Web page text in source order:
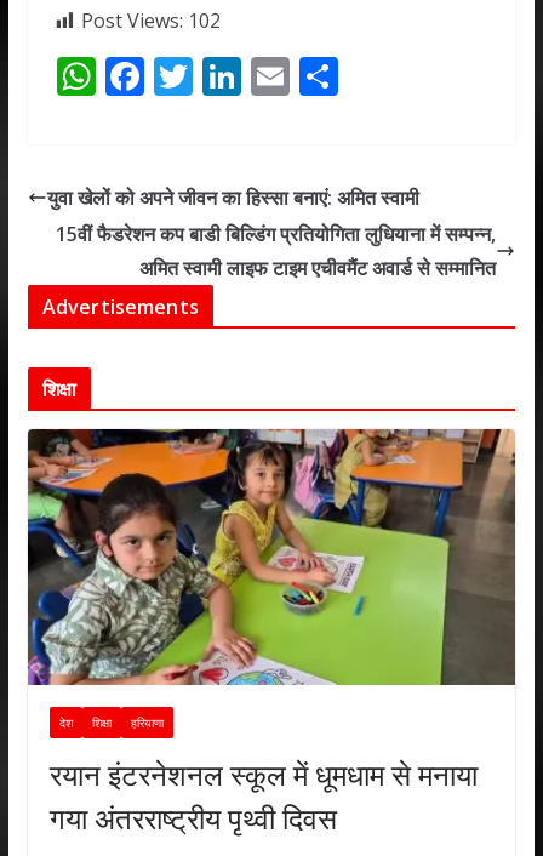
Post Views: 102
W
s
A
p
F
b
o
o
k
T
er
Li
e
dI
n
E
l
S
e
युवा खेलों को अपने जीवन का हिस्सा बनाएं: अमित स्वामी
15वीं फैडरेशन कप बाडी बिल्डिंग प्रतियोगिता लुधियाना में सम्पन्न,
अमित स्वामी लाइफ टाइम एचीवमैंट अवार्ड से सम्मानित
Advertisements
शिक्षा
देश शिक्षा हरियाणा
रयान इंटरनेशनल स्कूल में धूमधाम से मनाया
गया अंतरराष्ट्रीय पृथ्वी दिवस